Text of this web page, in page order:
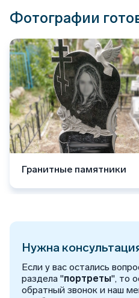
Фотографии
Гранитные памятники
Нужна
Если у вас остались
раздела "портреты", то
обратный звонок и наш